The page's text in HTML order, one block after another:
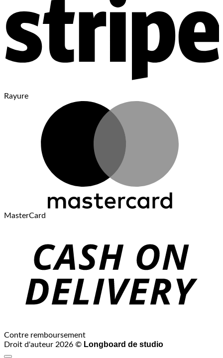
Rayure
MasterCard
Contre remboursement
Droit d'auteur 2026 © Longboard de studio